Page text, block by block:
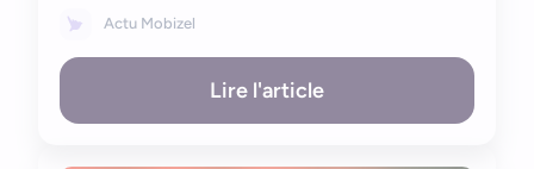
Actu Mobizel
Lire l'article